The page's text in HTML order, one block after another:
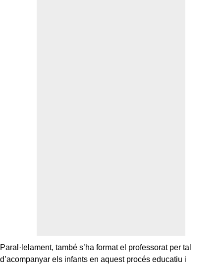
Paral·lelament, també s’ha format el professorat per tal
d’acompanyar els infants en aquest procés educatiu i